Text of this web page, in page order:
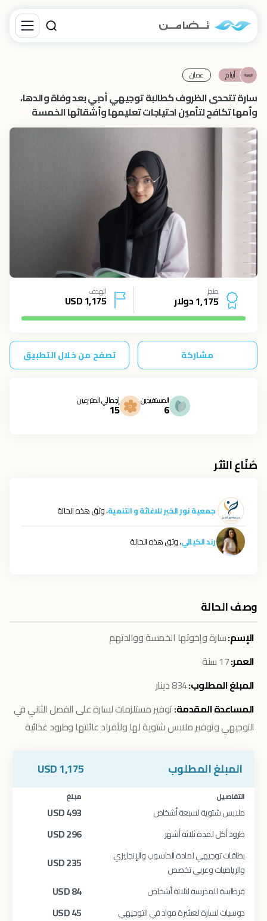
أيتام عمان
سارة تتحدى الظروف كطالبة توجيهي أدبي بعد وفاة والدها،
وأمها تكافح لتأمين احتياجات تعليمها وأشقائها الخمسة
منجز
1,175 دولار
الهدف
1,175
USD
مشاركة تصفح من خلال التطبيق
المستفيدين
6
إجمالي المتبرعين
15
صُنّاع الأثر
جمعية نور الخير للاغاثة و التنمية، وثق هذه الحالة
رند الكيالي، وثق هذه الحالة
وصف الحالة
الإسم:سارة وإخوتها الخمسة ووالدتهم
العمر:17 سنة
المبلغ المطلوب:834دينار
المساعدة المقدمة:توفير مستلزمات لسارة على الفصل الثاني في
التوجيهي وتوفير ملابس شتوية لها ولأفراد عائلتها وطرود غذائية
المبلغ المطلوب 1,175
USD
التفاصيل مبلغ
ملابس شتوية لسبعة أشخاص 493
USD
طرود أكل لمدة ثلاثة أشهر 296
USD
بطاقات توجيهي لمادة الحاسوب والإنجليزي
والرياضيات وعربي تخصص
235
USD
قرطاسة للمدرسة لثلاثة أشخاص 84
USD
دوسيات لسارة لعشرة مواد في التوجيهي 45
USD